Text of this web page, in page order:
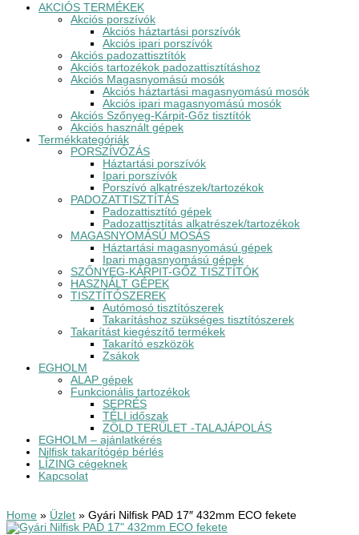
AKCIÓS TERMÉKEK
Akciós porszívók
Akciós háztartási porszívók
Akciós ipari porszívók
Akciós padozattisztítók
Akciós tartozékok padozattisztításhoz
Akciós Magasnyomású mosók
Akciós háztartási magasnyomású mosók
Akciós ipari magasnyomású mosók
Akciós Szőnyeg-Kárpit-Gőz tisztítók
Akciós használt gépek
Termékkategóriák
PORSZÍVÓZÁS
Háztartási porszívók
Ipari porszívók
Porszívó alkatrészek/tartozékok
PADOZATTISZTÍTÁS
Padozattisztító gépek
Padozattisztítás alkatrészek/tartozékok
MAGASNYOMÁSÚ MOSÁS
Háztartási magasnyomású gépek
Ipari magasnyomású gépek
SZŐNYEG-KÁRPIT-GŐZ TISZTÍTÓK
HASZNÁLT GÉPEK
TISZTÍTÓSZEREK
Autómosó tisztítószerek
Takarításhoz szükséges tisztítószerek
Takarítást kiegészítő termékek
Takarító eszközök
Zsákok
EGHOLM
ALAP gépek
Funkcionális tartozékok
SEPRÉS
TÉLI időszak
ZÖLD TERÜLET -TALAJÁPOLÁS
EGHOLM – ajánlatkérés
Nilfisk takarítógép bérlés
LÍZING cégeknek
Kapcsolat
Home » Üzlet » Gyári Nilfisk PAD 17″ 432mm ECO fekete